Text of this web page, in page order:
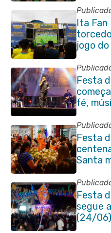
Ita Fan
jogo
Festa
fé,
Venda
Festa
Santa
Festa
segue
(24/